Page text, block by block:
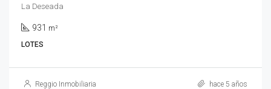
La Deseada
931 m²
LOTES
Reggio Inmobiliaria hace 5 años